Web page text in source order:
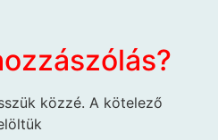
közzé. A kötelező